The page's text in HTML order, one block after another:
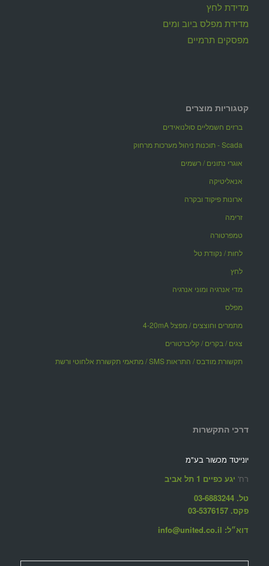
מדידת לחץ
מדידת מפלס ביוב ומים
מפסקים תרמיים
קטגוריות מוצרים
ברזים חשמליים סולנואידים
Scada - תוכנות ניהול מערכות מרחוק
אוגרי נתונים / רשמים
אנאליטיקה
ארונות פיקוד ובקרה
זרימה
טמפרטורה
לחות / נקודת טל
לחץ
מדי אנרגיה ומוני אנרגיה
מפלס
מתמרים וחוצצים / מפצל 4-20mA
צגים / בקרים / קליברטורים
תקשורת מודבס / התראות SMS / מתאמי תקשורת אלחוטי ורשת
דרכי התקשרות
יונייטד מכשור בע"מ
רח' יגע כפיים 1 תל אביב
טל. 03-6883244
פקס. 03-5376157
דוא״ל: info@united.co.il